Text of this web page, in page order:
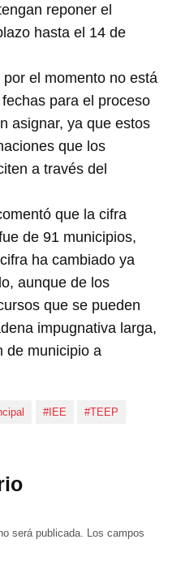
reponer el
hasta el 14 de
el momento no está
para el proceso
asignar, ya que estos
que los
a través del
que la cifra
de 91 municipios,
ha cambiado ya
aunque de los
que se pueden
impugnativa larga,
de municipio a
#IEE #TEEP
será publicada.
Los campos